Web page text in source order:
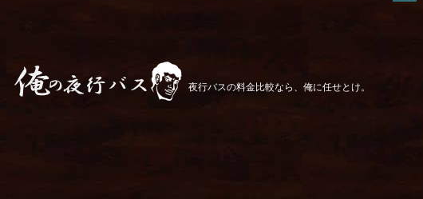
夜行バスの料金比較なら、俺に任せとけ。